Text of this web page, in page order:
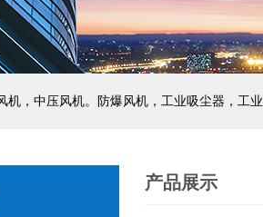
机，中压风机。防爆风机，工业吸尘器，工
产品展示